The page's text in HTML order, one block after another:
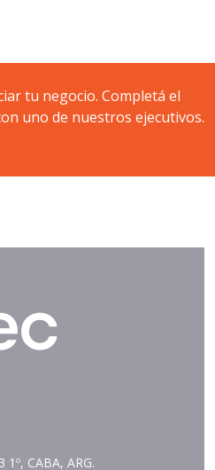
tu negocio. Completá el
uno de nuestros ejecutivos.
CABA, ARG.